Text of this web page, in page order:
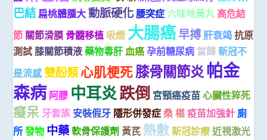
巴結 扁桃體腫大 動脈硬化 腰突症 六味地黃丸 高危結
節 關節滑膜 骨髓移植 吸煙 大腸癌早搏 肝衰竭 抗原
測試 膝關節積液 藥物毒肝 血癌 孕前糖尿病 當歸 新冠不
是流感雙酚類心肌梗死膝骨關節炎帕金
森病 阿膠 中耳炎跌倒 宮頸癌疫苗 心臟性猝死
癡呆 牙套族 安裝假牙 隱形併發症 桑 椹 疫苗加強針 廁
所 發物 中藥軟骨保護劑 黃芪 熱敷 新冠診療 近視激光